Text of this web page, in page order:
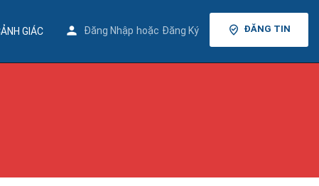
Đăng Nhập hoặc Đăng Ký ĐĂNG TIN
GIÁC